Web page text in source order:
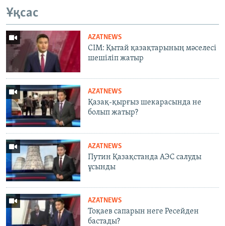
Ұқсас
AZATNEWS
СІМ: Қытай қазақтарының мәселесі
шешіліп жатыр
AZATNEWS
Қазақ-қырғыз шекарасында не
болып жатыр?
AZATNEWS
Путин Қазақстанда АЭС салуды
ұсынды
AZATNEWS
Тоқаев сапарын неге Ресейден
бастады?